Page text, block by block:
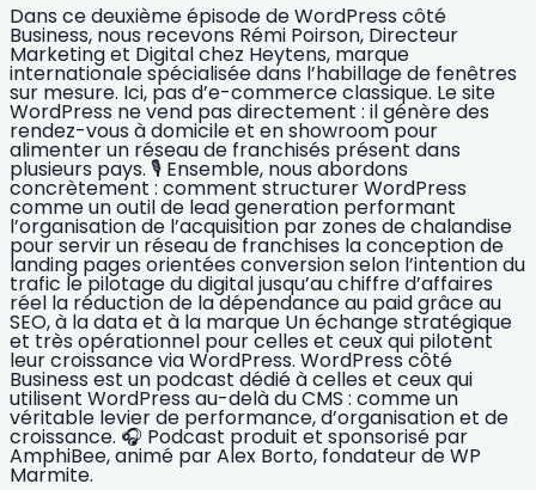
Dans ce deuxième épisode de WordPress côté
Business, nous recevons Rémi Poirson, Directeur
Marketing et Digital chez Heytens, marque
internationale spécialisée dans l’habillage de fenêtres
sur mesure. Ici, pas d’e-commerce classique. Le site
WordPress ne vend pas directement : il génère des
rendez-vous à domicile et en showroom pour
alimenter un réseau de franchisés présent dans
plusieurs pays. 🎙️ Ensemble, nous abordons
concrètement : comment structurer WordPress
comme un outil de lead generation performant
l’organisation de l’acquisition par zones de chalandise
pour servir un réseau de franchises la conception de
landing pages orientées conversion selon l’intention du
trafic le pilotage du digital jusqu’au chiffre d’affaires
réel la réduction de la dépendance au paid grâce au
SEO, à la data et à la marque Un échange stratégique
et très opérationnel pour celles et ceux qui pilotent
leur croissance via WordPress. WordPress côté
Business est un podcast dédié à celles et ceux qui
utilisent WordPress au-delà du CMS : comme un
véritable levier de performance, d’organisation et de
croissance. 🎧 Podcast produit et sponsorisé par
AmphiBee, animé par Alex Borto, fondateur de WP
Marmite.